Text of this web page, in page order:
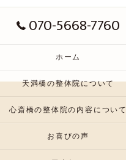
070-5668-7760
ホーム
天満橋の整体院について
心斎橋の整体院の内容について
お喜びの声